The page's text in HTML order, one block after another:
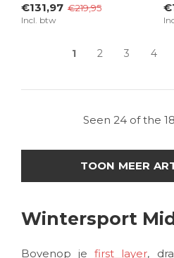
€131,97 €219,95
Incl. btw
1 2 3 4
Seen 24 of the
TOON MEER
Wintersport
Bovenop jefirst layer,